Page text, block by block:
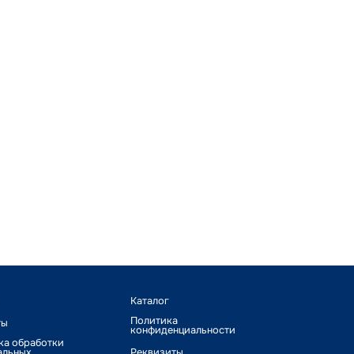
обработки
Каталог
Политика
конфиденциальности